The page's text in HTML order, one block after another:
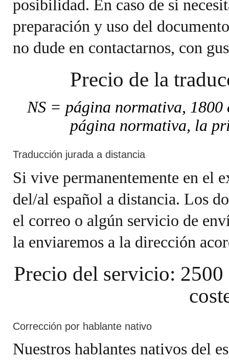
posibilidad. En caso de si
preparación y uso del
no dude en contactarnos, con
Precio de la
NS = página normativa, 1800
página normativa, la
Traducción jurada a distancia
Si vive permanentemente en el
del/al español a distancia. Los
el correo o algún servicio de
la enviaremos a la dirección
Precio del servicio:
Corrección por hablante nativo
Nuestros hablantes nativos del